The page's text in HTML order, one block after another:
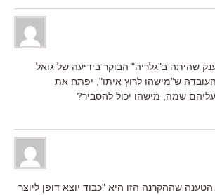
שהיתה ב"גלריה" הבוקר בידיעה של גואל
ש"מישהו לרוץ איתו", יפתח את
שמה, מישהו יכול להסביר?
שההקרנה הזו היא "כבוד יוצא דופן ליוצר